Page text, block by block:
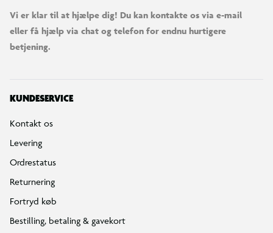
Vi er klar til at hjælpe dig! Du kan kontakte os via e-mail
eller få hjælp via chat og telefon for endnu hurtigere
betjening.
KUNDESERVICE
Kontakt os
Levering
Ordrestatus
Returnering
Fortryd køb
Bestilling, betaling & gavekort